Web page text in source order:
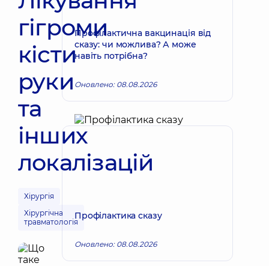
гігроми
кісти
руки
та
інших
локалізацій
Хірургія
Хірургічна
травматологія
Профілактична вакцинація від
сказу: чи можлива? А може
навіть потрібна?
Оновлено: 08.08.2026
Профілактика сказу
Оновлено: 08.08.2026